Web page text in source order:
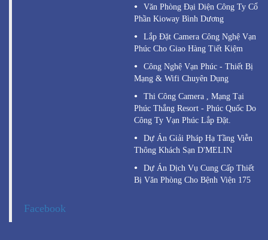
Văn Phòng Đại Diện Công Ty Cổ
Phần Kioway Bình Dương
Lắp Đặt Camera Công Nghệ Vạn
Phúc Cho Giao Hàng Tiết Kiệm
Công Nghệ Vạn Phúc - Thiết Bị
Mạng & Wifi Chuyên Dụng
Thi Công Camera , Mạng Tại
Phúc Thắng Resort - Phúc Quốc Do
Công Ty Vạn Phúc Lắp Đặt.
Dự Án Giải Pháp Hạ Tầng Viễn
Thông Khách Sạn D'MELIN
Dự Án Dịch Vụ Cung Cấp Thiết
Bị Văn Phòng Cho Bệnh Viện 175
Facebook